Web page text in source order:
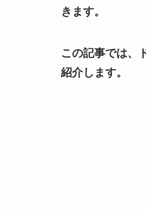
きます。
この記事では、
紹介します。